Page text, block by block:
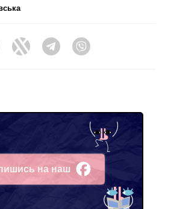
FacebookTwitter Telegram
на наш